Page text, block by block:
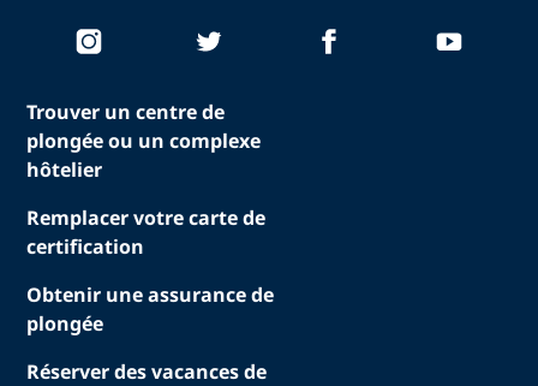
Trouver un centre de
plongée ou un complexe
hôtelier
Remplacer votre carte de
certification
Obtenir une assurance de
plongée
Réserver des vacances de